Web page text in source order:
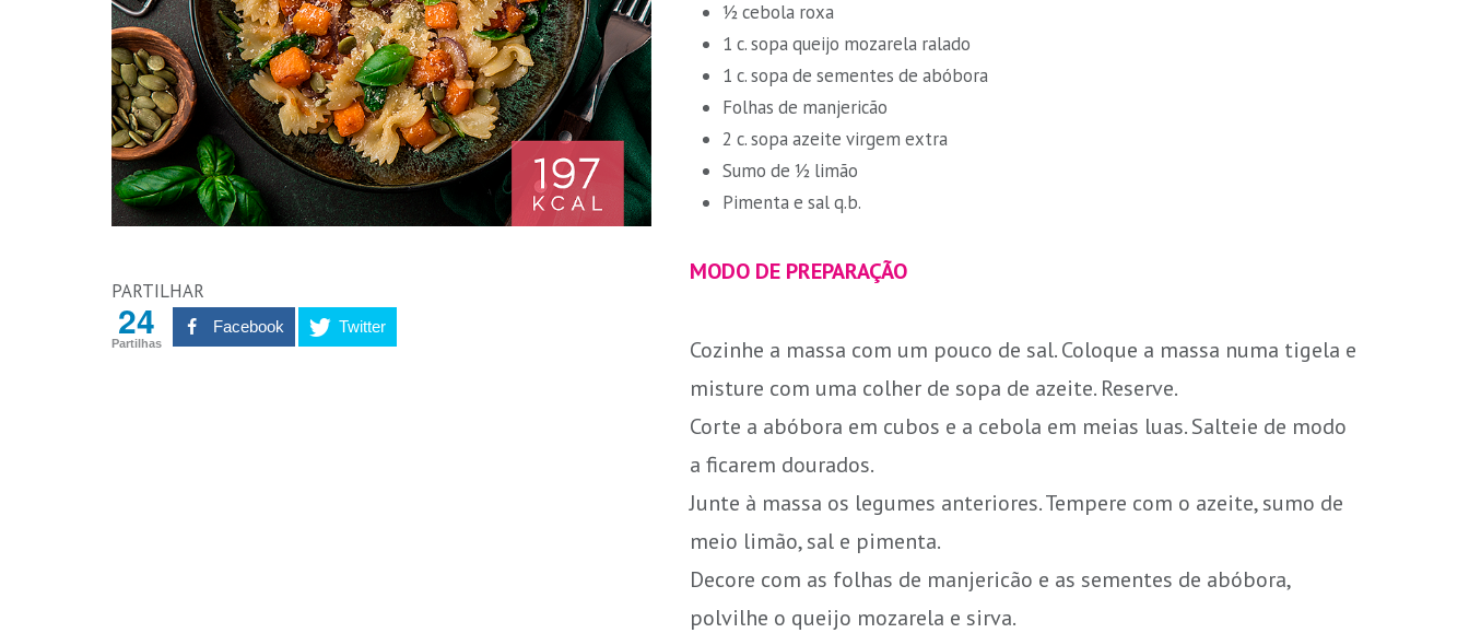
PARTILHAR
24
Partilhas
Facebook Twitter
½ cebola roxa
1 c. sopa queijo mozarela ralado
1 c. sopa de sementes de abóbora
Folhas de manjericão
2 c. sopa azeite virgem extra
Sumo de ½ limão
Pimenta e sal q.b.
MODO DE PREPARAÇÃO
Cozinhe a massa com um pouco de sal. Coloque a massa numa tigela e
misture com uma colher de sopa de azeite. Reserve.
Corte a abóbora em cubos e a cebola em meias luas. Salteie de modo
a ficarem dourados.
Junte à massa os legumes anteriores. Tempere com o azeite, sumo de
meio limão, sal e pimenta.
Decore com as folhas de manjericão e as sementes de abóbora,
polvilhe o queijo mozarela e sirva.